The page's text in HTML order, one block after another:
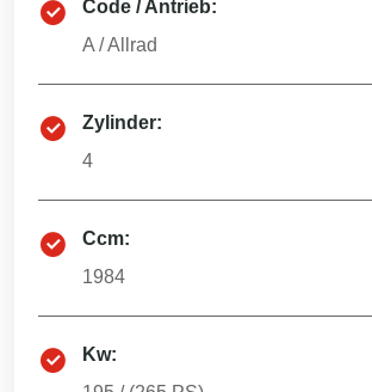
Code / Antrieb:
A /Allrad
Zylinder:
4
Ccm:
1984
Kw: